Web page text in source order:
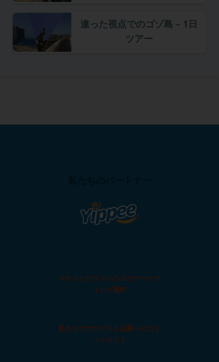
違った視点でのゴゾ島 – 1日
ツアー
ホテルとゲストハウスのマーケテ
ィング資料
私たちのサービスと品質へのコミ
ットメント